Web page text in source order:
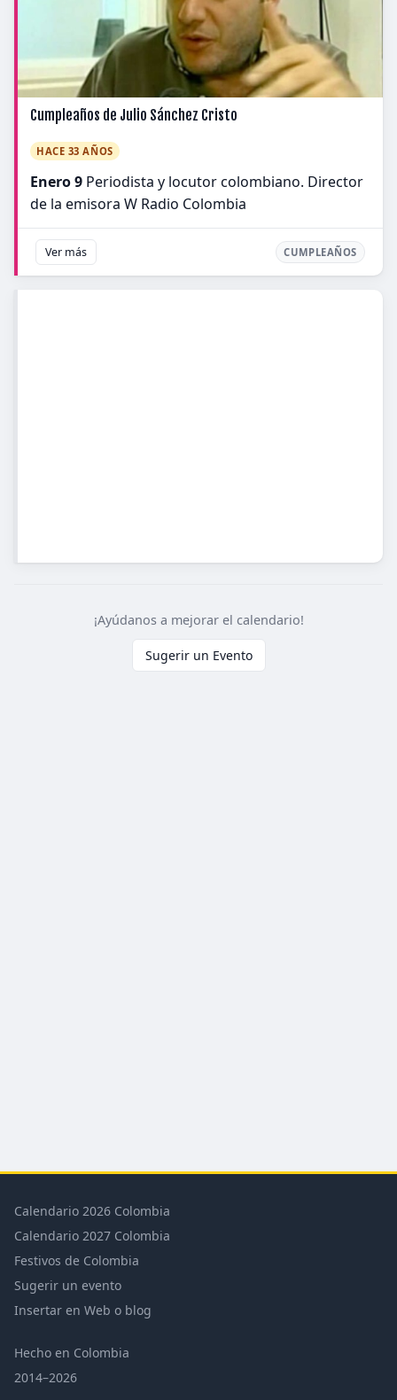
Cumpleaños de Julio Sánchez Cristo
HACE 33 AÑOS
Enero 9 Periodista y locutor colombiano. Director
de la emisora W Radio Colombia
Ver más CUMPLEAÑOS
¡Ayúdanos a mejorar el calendario!
Sugerir un Evento
Calendario 2026 Colombia
Calendario 2027 Colombia
Festivos de Colombia
Sugerir un evento
Insertar en Web o blog
Hecho en Colombia
2014–2026